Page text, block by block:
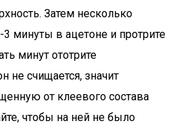
Затем несколько
минуты в ацетоне и протрите
минут ототрите
не счищается, значит
от клеевого состава
чтобы на ней не было